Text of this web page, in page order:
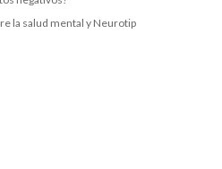
la salud mental y Neurotip